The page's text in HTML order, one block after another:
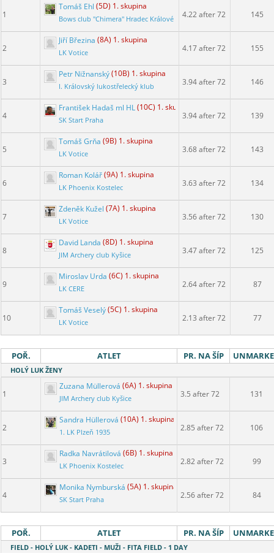
1
Tomáš Ehl (5D) 1. skupina
Bows club "Chimera" Hradec Králové 4.22 after 72 145
2
Jiří Březina (8A) 1. skupina
LK Votice 4.17 after 72 155
3
Petr Nižnanský(10B) 1. skupina
I. Královský lukostřelecký klub 3.94 after 72 146
4
František Hadaš ml HL(10C) 1. skupina
SK Start Praha 3.94 after 72 139
5
Tomáš Grňa (9B) 1. skupina
LK Votice 3.68 after 72 143
6
Roman Kolář(9A) 1. skupina
LK Phoenix Kostelec 3.63 after 72 134
7
Zdeněk Kužel (7A) 1. skupina
LK Votice 3.56 after 72 130
8
David Landa (8D) 1. skupina
JIM Archery club Kyšice 3.47 after 72 125
9
Miroslav Urda (6C) 1. skupina
LK CERE 2.64 after 72 87
10
Tomáš Veselý(5C) 1. skupina
LK Votice 2.13 after 72 77
POŘ. ATLET PR. NA ŠÍP
HOLÝ LUK ŽENY
1
Zuzana Müllerová (6A) 1. skupina
JIM Archery club Kyšice 3.5 after 72 131
2
Sandra Hüllerová (10A) 1. skupina
1. LK Plzeň 1935 2.85 after 72 106
3
Radka Navrátilová (6B) 1. skupina
LK Phoenix Kostelec 2.82 after 72 99
4
Monika Nymburská (5A) 1. skupina
SK Start Praha 2.56 after 72 84
POŘ. ATLET PR. NA ŠÍP
FIELD - HOLÝ LUK - KADETI - MUŽI - FITA FIELD - 1 DAY